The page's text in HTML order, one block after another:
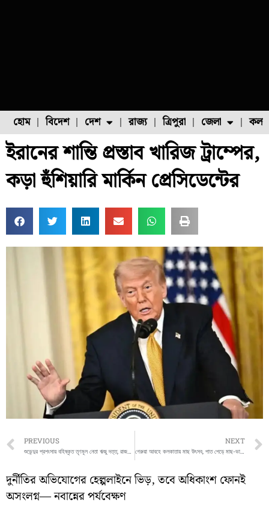
হোম বিদেশ দেশ
ফুল চাষ ফল চাষ মাছ চাষ পোল্ট্রি চাষ
রাজ্য ত্রিপুরা জেলা
উত্তর ২৪ পরগনা
ইরানের শান্তি প্রস্তাব খারিজ ট্রাম্পের,
কড়া হুঁশিয়ারি মার্কিন প্রেসিডেন্টের
Prev
PREVIOUS NEXT
গেরুয়া আবহে কলকাতায় মাছ উৎসব, পাত পেড়ে মাছ-ভাত খেলেন দিলীপ ঘোষ ও তাপস রায়
দুর্নীতির অভিযোগের হেল্পলাইনে ভিড়, তবে অধিকাংশ ফোনই
অসংলগ্ন— নবান্নের পর্যবেক্ষণ